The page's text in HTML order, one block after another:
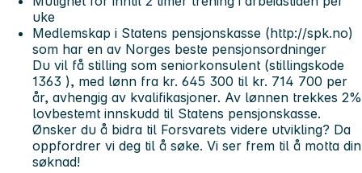
uke
Medlemskap i Statens pensjonskasse (http://spk.no)
som har en av Norges beste pensjonsordninger
Du vil få stilling som seniorkonsulent (stillingskode
1363 ), med lønn fra kr. 645 300 til kr. 714 700 per
år, avhengig av kvalifikasjoner. Av lønnen trekkes 2%
lovbestemt innskudd til Statens pensjonskasse.
Ønsker du å bidra til Forsvarets videre utvikling? Da
oppfordrer vi deg til å søke. Vi ser frem til å motta din
søknad!